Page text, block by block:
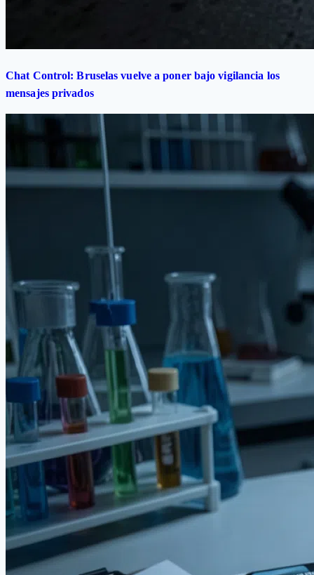
Chat Control: Bruselas vuelve a poner bajo vigilancia los
mensajes privados